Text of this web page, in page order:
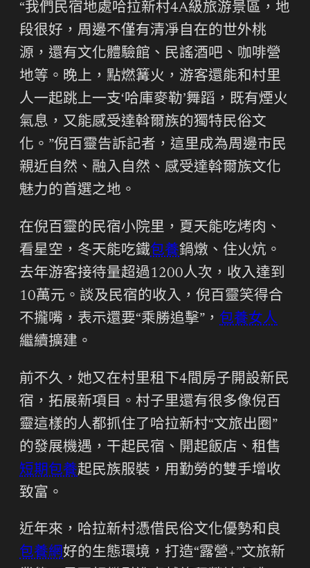
“我們民宿地處哈拉新村4A級旅游景區，地
段很好，周邊不僅有清凈自在的世外桃
源，還有文化體驗館、民謠酒吧、咖啡營
地等。晚上，點燃篝火，游客還能和村里
人一起跳上一支‘哈庫麥勒’舞蹈，既有煙火
氣息，又能感受達斡爾族的獨特民俗文
化。”倪百靈告訴記者，這里成為周邊市民
親近自然、融入自然、感受達斡爾族文化
魅力的首選之地。
在倪百靈的民宿小院里，夏天能吃烤肉、
看星空，冬天能吃鐵包養鍋燉、住火炕。
去年游客接待量超過1200人次，收入達到
10萬元。談及民宿的收入，倪百靈笑得合
不攏嘴，表示還要“乘勝追擊”， 包養女人
繼續擴建。
前不久，她又在村里租下4間房子開設新民
宿，拓展新項目。村子里還有很多像倪百
靈這樣的人都抓住了哈拉新村“文旅出圈”
的發展機遇，干起民宿、開起飯店、租售
短期包養起民族服裝，用勤勞的雙手增收
致富。
近年來，哈拉新村憑借民俗文化優勢和良
包養網好的生態環境，打造“露營+”文旅新